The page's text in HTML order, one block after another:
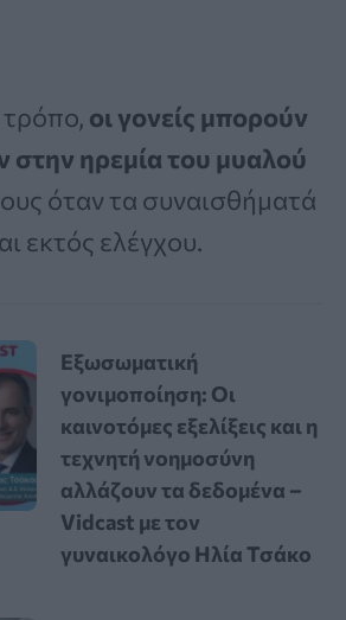
οι γονείς μπορούν
στην ηρεμία του μυαλού
όταν τα συναισθήματά
εκτός ελέγχου.
Εξωσωματική
γονιμοποίηση: Οι
καινοτόμες εξελίξεις και η
τεχνητή νοημοσύνη
αλλάζουν τα δεδομένα –
Vidcast με τον
γυναικολόγο Ηλία Τσάκο